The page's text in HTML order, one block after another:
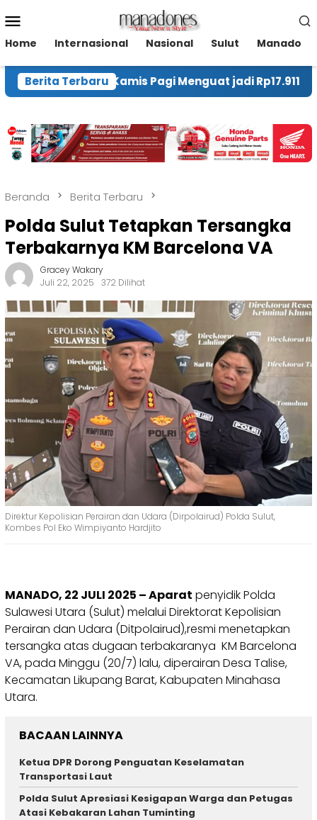
ke
kontenMobile
Home Internasional Nasional Sulut Manado
Berita Terbaru
pada Kamis Pagi Menguat jadi Rp17.911 per
Beranda Berita Terbaru
Polda Sulut Tetapkan Tersangka
Terbakarnya KM Barcelona VA
Gracey Wakary
Juli 22, 2025
372 Dilihat
Direktur Kepolisian Perairan dan Udara (Dirpolairud) Polda Sulut,
Kombes Pol Eko Wimpiyanto Hardjito
MANADO, 22 JULI 2025 – Aparat penyidik Polda
Sulawesi Utara (Sulut) melalui Direktorat Kepolisian
Perairan dan Udara (Ditpolairud),resmi menetapkan
tersangka atas dugaan terbakaranya KM Barcelona
VA, pada Minggu (20/7) lalu, diperairan Desa Talise,
Kecamatan Likupang Barat, Kabupaten Minahasa
Utara.
BACAAN LAINNYA
Ketua DPR Dorong Penguatan Keselamatan
Transportasi Laut
Polda Sulut Apresiasi Kesigapan Warga dan Petugas
Atasi Kebakaran Lahan Tuminting